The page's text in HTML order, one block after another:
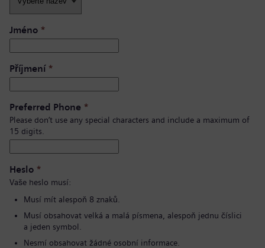
Jméno *
Příjmení*
Preferred Phone *
Please don’t use any special characters and include a maximum of
15 digits.
Heslo *
Vaše heslo musí:
Musí mít alespoň 8 znaků.
Musí obsahovat velká a malá písmena, alespoň jednu číslici
a jeden symbol.
Nesmí obsahovat žádné osobní informace.